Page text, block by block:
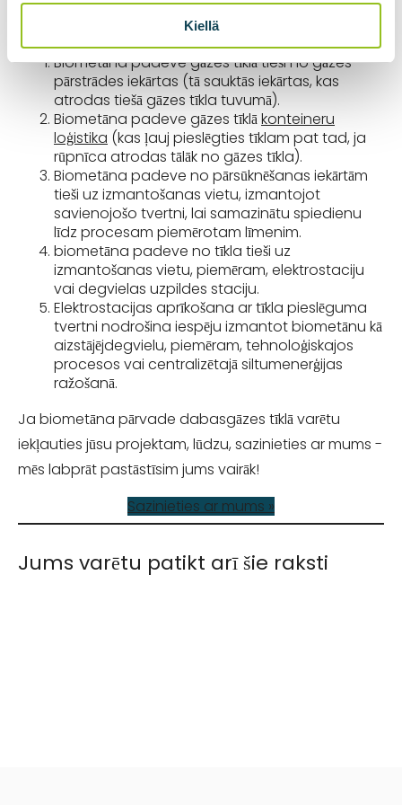
Kiellä
konteineru:
Biometāna padeve gāzes tīklā tieši no gāzes
pārstrādes iekārtas (tā sauktās iekārtas, kas
atrodas tiešā gāzes tīkla tuvumā).
Biometāna padeve gāzes tīklākonteineru
loģistika (kas ļauj pieslēgties tīklam pat tad, ja
rūpnīca atrodas tālāk no gāzes tīkla).
Biometāna padeve no pārsūknēšanas iekārtām
tieši uz izmantošanas vietu, izmantojot
savienojošo tvertni, lai samazinātu spiedienu
līdz procesam piemērotam līmenim.
biometāna padeve no tīkla tieši uz
izmantošanas vietu, piemēram, elektrostaciju
vai degvielas uzpildes staciju.
Elektrostacijas aprīkošana ar tīkla pieslēguma
tvertni nodrošina iespēju izmantot biometānu kā
aizstājējdegvielu, piemēram, tehnoloģiskajos
procesos vai centralizētajā siltumenerģijas
ražošanā.
Ja biometāna pārvade dabasgāzes tīklā varētu
iekļauties jūsu projektam, lūdzu, sazinieties ar mums -
mēs labprāt pastāstīsim jums vairāk!
Sazinieties ar mums »
Jums varētu patikt arī šie raksti